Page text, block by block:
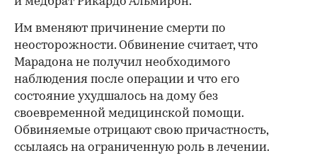
Им вменяют причинение смерти по
неосторожности. Обвинение считает, что
Марадона не получил необходимого
наблюдения после операции и что его
состояние ухудшалось на дому без
своевременной медицинской помощи.
Обвиняемые отрицают свою причастность,
ссылаясь на ограниченную роль в лечении.